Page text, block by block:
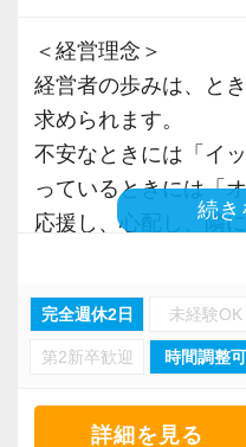
より成長スピードが
Q. 職場の雰囲気は？
A. 上司や先輩に相談
場だと感じています。
・キャリアアップ志
・主体的に業務を進
・資産税など専門性
＜経営理念＞
経営者の歩みは、と
求められます。
不安なときには「イ
っているときには「
応援し、心配し、隣
思い通りに行かなく
も正しく、一歩一歩
私たちは、あなたと
応援し、ときには心
続き
完全週休2日 未経験OK
第2新卒歓迎 時間調整可
詳細を見る